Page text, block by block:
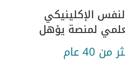
الإكلينيكي
لمنصة يؤهل
40 عام